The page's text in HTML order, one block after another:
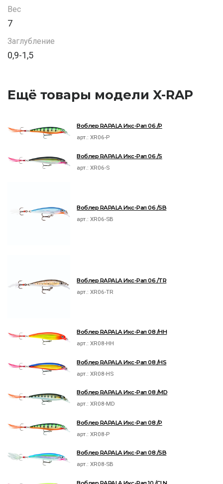
Вес
7
Заглубление
0,9-1,5
Ещё товары модели X-RAP
Воблер RAPALA Икс-Рап 06 /P
арт.:XR06-P
Воблер RAPALA Икс-Рап 06 /S
арт.:XR06-S
Воблер RAPALA Икс-Рап 06 /SB
арт.:XR06-SB
Воблер RAPALA Икс-Рап 06 /TR
арт.:XR06-TR
Воблер RAPALA Икс-Рап 08 /HH
арт.:XR08-HH
Воблер RAPALA Икс-Рап 08 /HS
арт.:XR08-HS
Воблер RAPALA Икс-Рап 08 /MD
арт.:XR08-MD
Воблер RAPALA Икс-Рап 08 /P
арт.:XR08-P
Воблер RAPALA Икс-Рап 08 /SB
арт.:XR08-SB